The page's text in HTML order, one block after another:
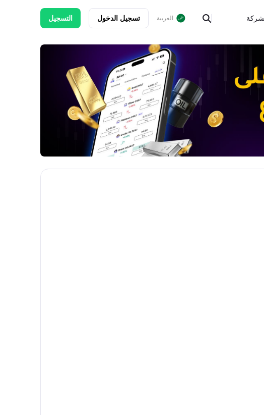
العربية تسجيل الدخول التسجيل